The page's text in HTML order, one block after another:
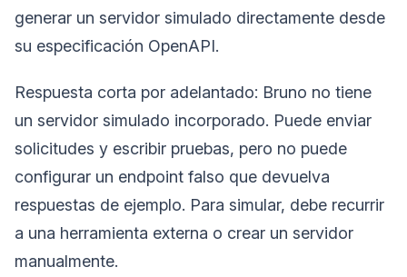
generar un servidor simulado directamente desde
su especificación OpenAPI.
Respuesta corta por adelantado: Bruno no tiene
un servidor simulado incorporado. Puede enviar
solicitudes y escribir pruebas, pero no puede
configurar un endpoint falso que devuelva
respuestas de ejemplo. Para simular, debe recurrir
a una herramienta externa o crear un servidor
manualmente.